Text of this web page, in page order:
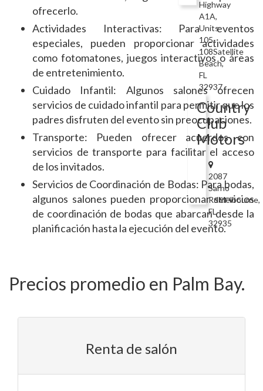
Highway
A1A,
Units
105-
108Satellite
Beach,
FL
32937
Country
Club
Motors
2087
Sarno
RdMelbourne,
FL
32935
ofrecerlo.
Actividades Interactivas: Para eventos
especiales, pueden proporcionar actividades
como fotomatones, juegos interactivos o áreas
de entretenimiento.
Cuidado Infantil: Algunos salones ofrecen
servicios de cuidado infantil para permitir que los
padres disfruten del evento sin preocupaciones.
Transporte: Pueden ofrecer acuerdos con
servicios de transporte para facilitar el acceso
de los invitados.
Servicios de Coordinación de Bodas: Para bodas,
algunos salones pueden proporcionar servicios
de coordinación de bodas que abarcan desde la
planificación hasta la ejecución del evento.
Precios promedio en Palm Bay.
Renta de salón